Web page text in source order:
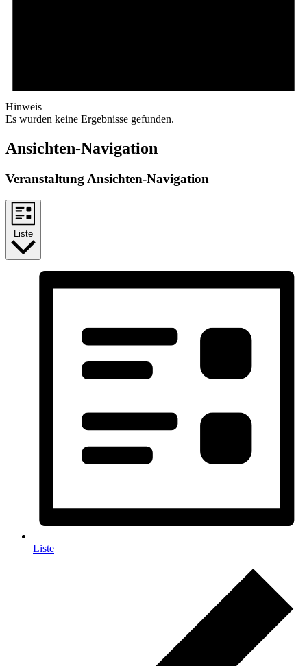
Hinweis
Es wurden keine Ergebnisse gefunden.
Ansichten-Navigation
Veranstaltung Ansichten-Navigation
Liste
Liste